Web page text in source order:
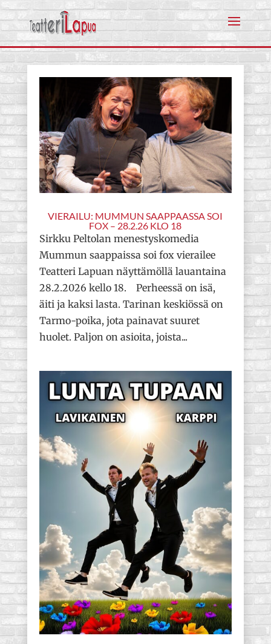
VIERAILU: MUMMUN SAAPPAASSA SOI
FOX – 28.2.26 KLO 18
Sirkku Peltolan menestyskomedia
Mummun saappaissa soi fox vierailee
Teatteri Lapuan näyttämöllä lauantaina
28.2.2026 kello 18. Perheessä on isä,
äiti ja kaksi lasta. Tarinan keskiössä on
Tarmo-poika, jota painavat suuret
huolet. Paljon on asioita, joista...